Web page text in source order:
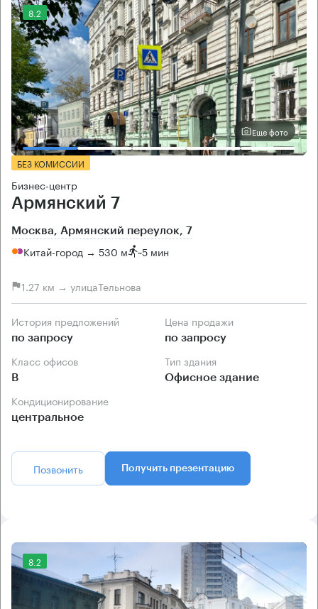
8.2
Еще фото
БЕЗ КОМИССИИ
Бизнес-центр
Армянский 7
Москва, Армянский переулок, 7
Китай-город → 530 м ~5 мин
1.27 км → улицаТельнова
История предложений
по запросу
Цена продажи
по запросу
Класс офисов
B
Тип здания
Офисное здание
Кондиционирование
центральное
Позвонить Получить презентацию
8.2